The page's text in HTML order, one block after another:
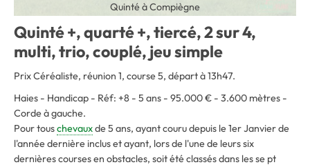
Quinté à Compiègne
Quinté +, quarté +, tiercé, 2 sur 4,
multi, trio, couplé, jeu simple
Prix Céréaliste, réunion 1, course 5, départ à 13h47.
Haies - Handicap - Réf: +8 - 5 ans - 95.000 € - 3.600 mètres -
Corde à gauche.
Pour touschevauxde 5 ans, ayant couru depuis le 1er Janvier de
l'année dernière inclus et ayant, lors de l'une de leurs six
dernières courses en obstacles, soit été classés dans les se pt